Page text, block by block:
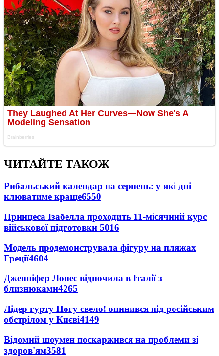
ЧИТАЙТЕ ТАКОЖ
Рибальський календар на серпень: у які дні
клюватиме краще6550
Принцеса Ізабелла проходить 11-місячний курс
військової підготовки 5016
Модель продемонструвала фігуру на пляжах
Греції4604
Дженніфер Лопес відпочила в Італії з
близнюками4265
Лідер гурту Ногу свело! опинився під російським
обстрілом у Києві4149
Відомий шоумен поскаржився на проблеми зі
здоров'ям3581